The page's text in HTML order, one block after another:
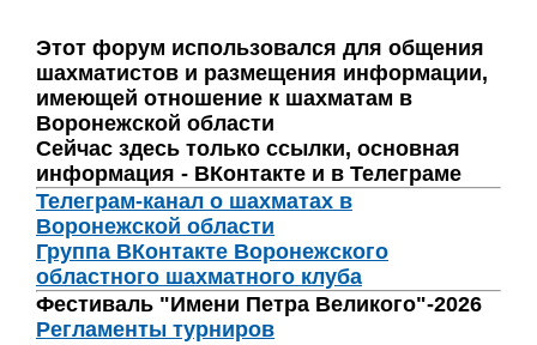
Этот форум использовался для общения
шахматистов и размещения информации,
имеющей отношение к шахматам в
Воронежской области
Сейчас здесь только ссылки, основная
информация - ВКонтакте и в Телеграме
Телеграм-канал о шахматах в
Воронежской области
Группа ВКонтакте Воронежского
областного шахматного клуба
Фестиваль "Имени Петра Великого"-2026
Регламенты турниров